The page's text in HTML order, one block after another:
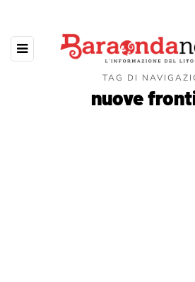
TAG DI
nuove